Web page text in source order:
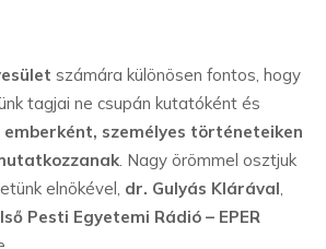
számára különösen fontos, hogy
tagjai ne csupán kutatóként és
emberként, személyes történeteiken
. Nagy örömmel osztjuk
elnökével, dr. Gulyás Klárával,
Pesti Egyetemi Rádió – EPER